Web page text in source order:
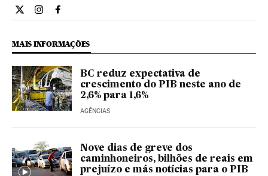
Economia El País Brasil en Twitter
Economia El País Brasil en Instagram
Economia El País Brasil en Facebook
MAIS INFORMAÇÕES
BC reduz expectativa de
crescimento do PIB neste ano de
2,6% para 1,6%
AGÊNCIAS
Nove dias de greve dos
caminhoneiros, bilhões de reais em
prejuízo e más notícias para o PIB